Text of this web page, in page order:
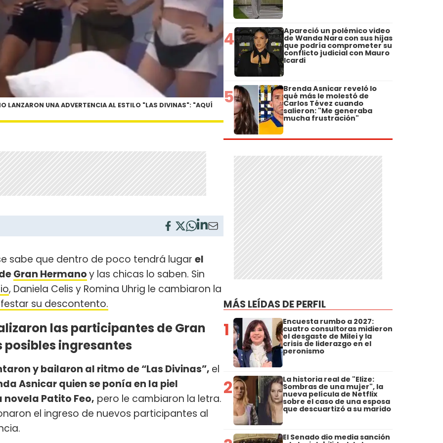
LANZARON UNA ADVERTENCIA AL ESTILO "LAS DIVINAS": "AQUÍ
sabe que dentro de poco tendrá lugar el
Gran Hermanoy las chicas lo saben. Sin
, Daniela Celis y Romina Uhrig le cambiaron la
su descontento.
las participantes de Gran
ingresantes
y bailaron al ritmo de “Las Divinas”, el
Asnicar quien se ponía en la piel
Patito Feo, pero le cambiaron la letra.
el ingreso de nuevos participantes al
4 Apareció un polémico video
de Wanda Nara con sus hijas
que podría comprometer su
conflicto judicial con Mauro
Icardi
5 Brenda Asnicar reveló lo
qué más le molestó de
Carlos Tévez cuando
salieron: "Me generaba
mucha frustración"
MÁS LEÍDAS DE PERFIL
1 Encuesta rumbo a 2027:
cuatro consultoras midieron
el desgaste de Milei y la
crisis de liderazgo en el
peronismo
2 La historia real de "Elize:
Sombras de una mujer", la
nueva película de Netflix
sobre el caso de una esposa
que descuartizó a su marido
El Senado dio media sanción